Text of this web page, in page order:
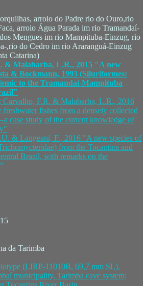
arroio do Padre rio do Ouro,rio
arroio Água Parada im rio Tramandaí-
Mengues im rio Mampituba-Einzug, rio
,rio do Cedro im rio Araranguá-Einzug
Catarina)
& Malabarba, L.R., 2015 "A new
& Bockmann, 1993 (Siluriformes:
to the Tramandaí-Mampituba
Carvalho, F.R. & Malabarba, L.R., 2016
fishes from a densely collected
case study of the current knowledge of
& Langeani, F., 2016 "A new species of
from the Tocantins and
Brazil, with remarks on the
da Tarimba